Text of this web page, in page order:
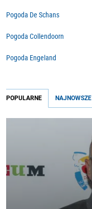
Pogoda De Schans
Pogoda Collendoorn
Pogoda Engeland
POPULARNE NAJNOWSZE